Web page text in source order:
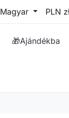
Magyar
🎁Ajándékba